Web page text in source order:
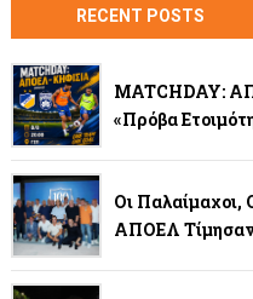
RECENT POSTS
MATCHDAY:
«Πρόβα
Οι Παλαίμαχοι,
ΑΠΟΕΛ